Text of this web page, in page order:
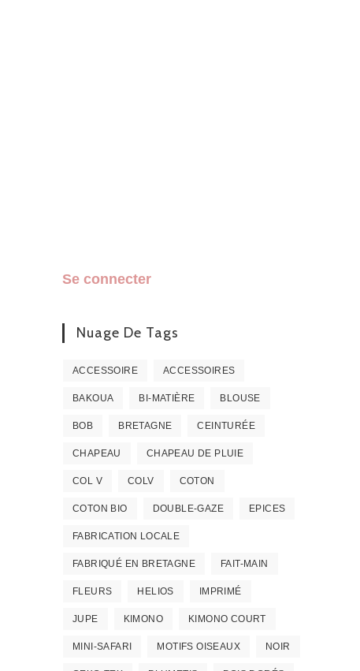
Se connecter
Nuage De Tags
ACCESSOIRE ACCESSOIRES
BAKOUA BI-MATIÈRE BLOUSE
BOB BRETAGNE CEINTURÉE
CHAPEAU CHAPEAU DE PLUIE
COL V COLV COTON
COTON BIO DOUBLE-GAZE EPICES
FABRICATION LOCALE
FABRIQUÉ EN BRETAGNE FAIT-MAIN
FLEURS HELIOS IMPRIMÉ
JUPE KIMONO KIMONO COURT
MINI-SAFARI MOTIFS OISEAUX NOIR